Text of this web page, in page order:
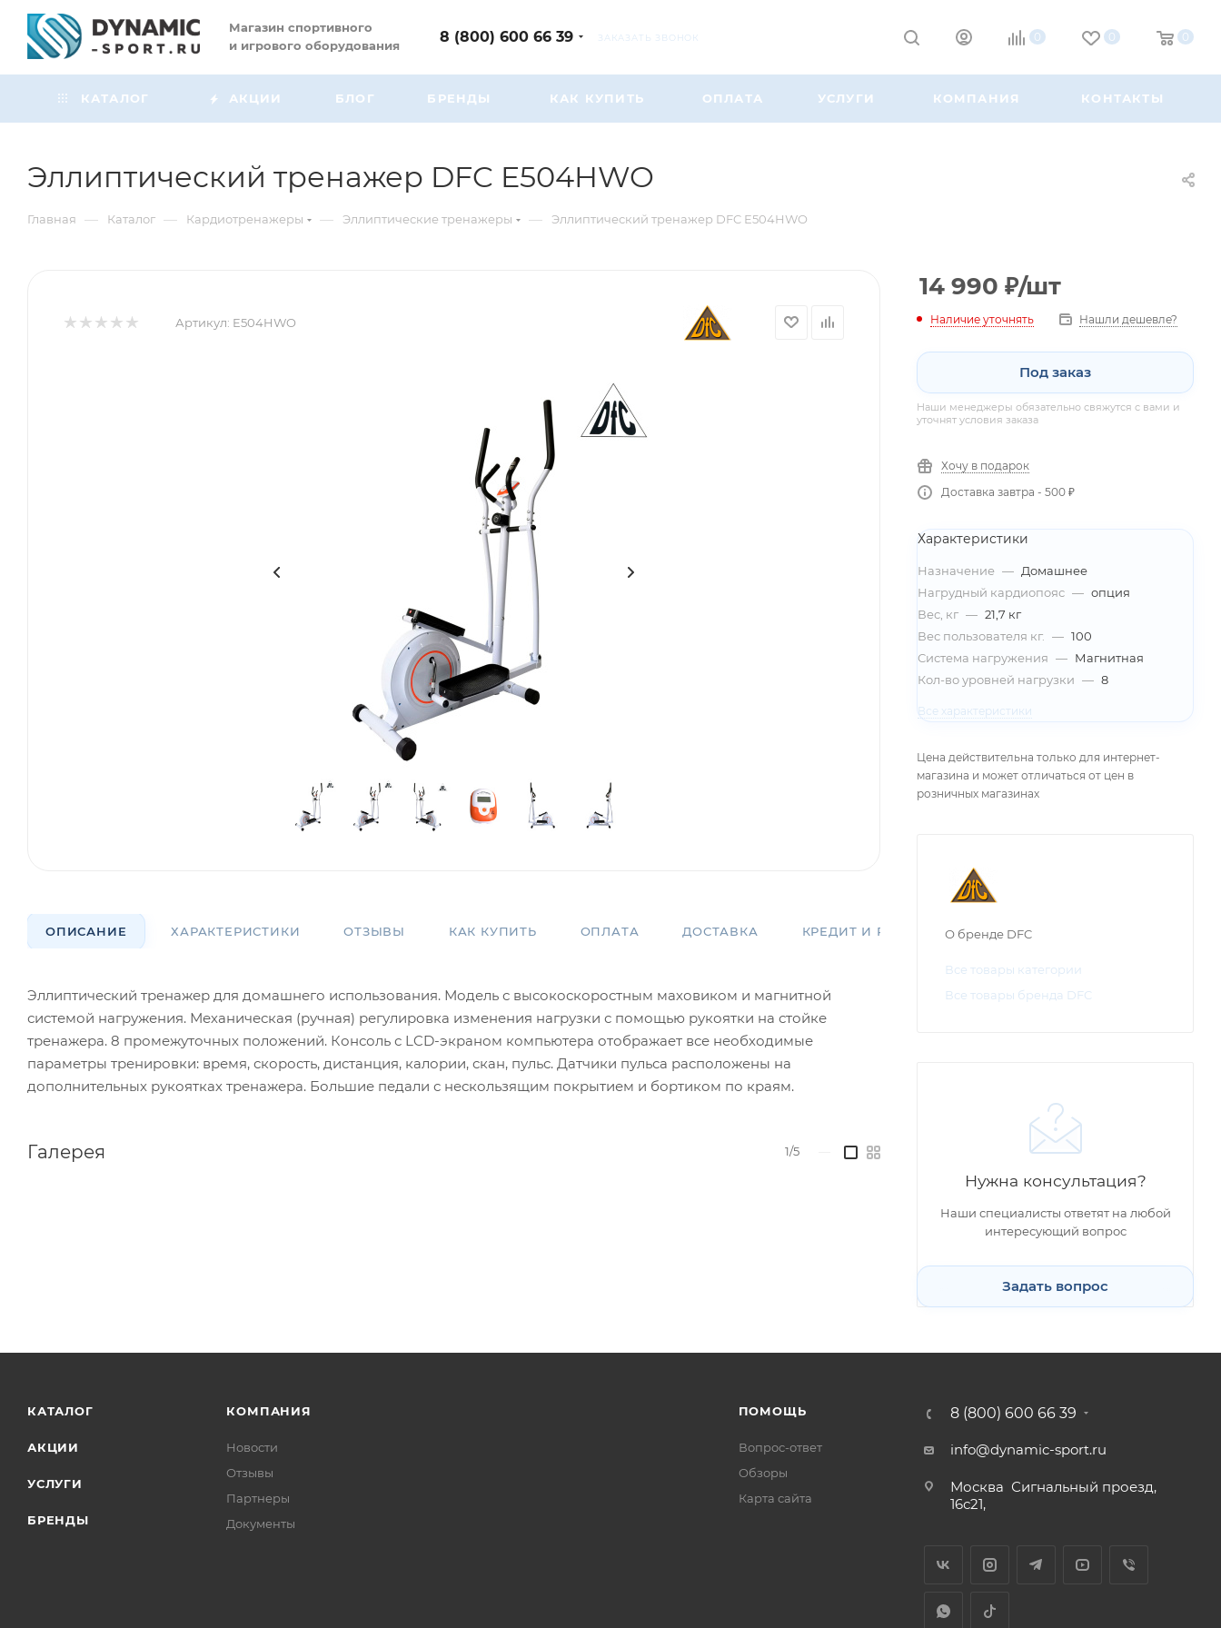
Магазин спортивного
и игрового оборудования
8 (800) 600 66 39 ЗАКАЗАТЬ ЗВОНОК 0 0 0
КАТАЛОГ АКЦИИ БЛОГ БРЕНДЫ КАК КУПИТЬ ОПЛАТА УСЛУГИ КОМПАНИЯ КОНТАКТЫ
Эллиптический тренажер DFC E504HWO
Главная — Каталог — Кардиотренажеры — Эллиптические тренажеры — Эллиптический тренажер DFC E504HWO
Артикул: E504HWO
ОПИСАНИЕ ХАРАКТЕРИСТИКИ ОТЗЫВЫ КАК КУПИТЬ ОПЛАТА ДОСТАВКА КРЕДИТ И РАССРОЧКА
Эллиптический тренажер для домашнего использования. Модель с высокоскоростным маховиком и магнитной
системой нагружения. Механическая (ручная) регулировка изменения нагрузки с помощью рукоятки на стойке
тренажера. 8 промежуточных положений. Консоль с LCD-экраном компьютера отображает все необходимые
параметры тренировки: время, скорость, дистанция, калории, скан, пульс. Датчики пульса расположены на
дополнительных рукоятках тренажера. Большие педали с нескользящим покрытием и бортиком по краям.
Галерея 1/5
14 990 ₽/шт
Наличие уточнять Нашли дешевле?
Под заказ
Наши менеджеры обязательно свяжутся с вами и
уточнят условия заказа
Хочу в подарок
Доставка завтра - 500 ₽
Характеристики
Назначение — Домашнее
Нагрудный кардиопояс — опция
Вес, кг — 21,7 кг
Вес пользователя кг.
— 100
Система нагружения — Магнитная
Кол-во уровней нагрузки — 8
Все характеристики
Цена действительна только для интернет-
магазина и может отличаться от цен в
розничных магазинах
О бренде DFC
Все товары категории
Все товары бренда DFC
Нужна консультация?
Наши специалисты ответят на любой
интересующий вопрос
Задать вопрос
КАТАЛОГ
АКЦИИ
УСЛУГИ
БРЕНДЫ
КОМПАНИЯ
Новости
Отзывы
Партнеры
Документы
ПОМОЩЬ
Вопрос-ответ
Обзоры
Карта сайта
8 (800) 600 66 39
info@dynamic-sport.ru
Москва Сигнальный проезд,
16с21,